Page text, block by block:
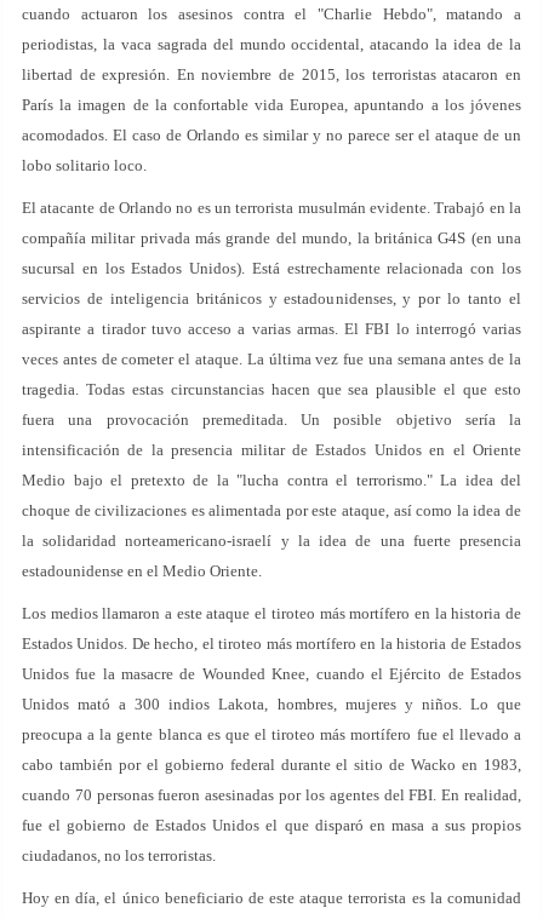
cuando actuaron los asesinos contra el "Charlie Hebdo", matando a
periodistas, la vaca sagrada del mundo occidental, atacando la idea de la
libertad de expresión. En noviembre de 2015, los terroristas atacaron en
París la imagen de la confortable vida Europea, apuntando a los jóvenes
acomodados. El caso de Orlando es similar y no parece ser el ataque de un
lobo solitario loco.
El atacante de Orlando no es un terrorista musulmán evidente. Trabajó en la
compañía militar privada más grande del mundo, la británica G4S (en una
sucursal en los Estados Unidos). Está estrechamente relacionada con los
servicios de inteligencia británicos y estadounidenses, y por lo tanto el
aspirante a tirador tuvo acceso a varias armas. El FBI lo interrogó varias
veces antes de cometer el ataque. La última vez fue una semana antes de la
tragedia. Todas estas circunstancias hacen que sea plausible el que esto
fuera una provocación premeditada. Un posible objetivo sería la
intensificación de la presencia militar de Estados Unidos en el Oriente
Medio bajo el pretexto de la "lucha contra el terrorismo." La idea del
choque de civilizaciones es alimentada por este ataque, así como la idea de
la solidaridad norteamericano-israelí y la idea de una fuerte presencia
estadounidense en el Medio Oriente.
Los medios llamaron a este ataque el tiroteo más mortífero en la historia de
Estados Unidos. De hecho, el tiroteo más mortífero en la historia de Estados
Unidos fue la masacre de Wounded Knee, cuando el Ejército de Estados
Unidos mató a 300 indios Lakota, hombres, mujeres y niños. Lo que
preocupa a la gente blanca es que el tiroteo más mortífero fue el llevado a
cabo también por el gobierno federal durante el sitio de Wacko en 1983,
cuando 70 personas fueron asesinadas por los agentes del FBI. En realidad,
fue el gobierno de Estados Unidos el que disparó en masa a sus propios
ciudadanos, no los terroristas.
Hoy en día, el único beneficiario de este ataque terrorista es la comunidad